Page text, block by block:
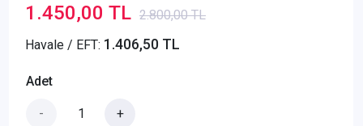
1.450,00 TL 2.800,00 TL
Havale / EFT: 1.406,50 TL
Adet
- +